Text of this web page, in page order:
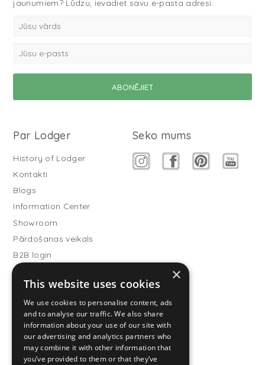
jaunumiem? Lūdzu, ievadiet savu e-pasta adresi:
Par Lodger
History of Lodger
Kontakti
Blogs
Information Center
Showroom
Pārdošanas veikals
B2B login
Buitenslaapzakken
Become wholesale partner
Customer service
FAQ
Atgriešana
Seko mums
×
This website uses cookies
We use cookies to personalise content, ads
and to analyse our traffic. We also share
information about your use of our site with
our advertising and analytics partners who
may combine it with other information that
you’ve provided to them or that they’ve